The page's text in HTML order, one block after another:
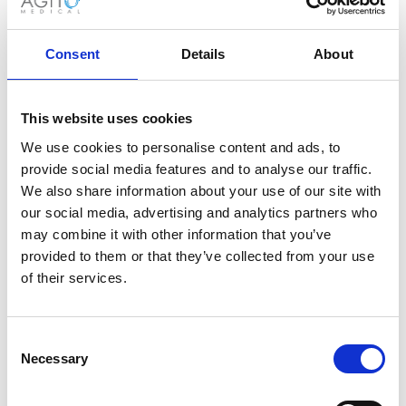
Consent Details About
This website uses cookies
We use cookies to personalise content and ads, to
provide social media features and to analyse our traffic.
We also share information about your use of our site with
our social media, advertising and analytics partners who
may combine it with other information that you’ve
provided to them or that they’ve collected from your use
of their services.
Selection
Necessary
Flexibilität
Skalierbare Lösungen, zugeschnitten auf Ihre
Bedürfnisse.
Kosteneffizienz
Intelligentere, erschwingliche Lösung
basierend auf